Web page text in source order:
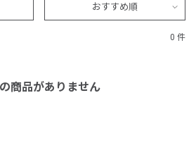
おすすめ順
0 件
商品がありません